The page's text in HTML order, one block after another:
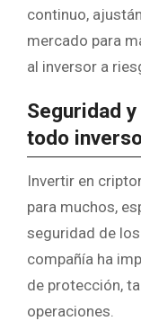
continuo,
mercado para
al inversor a
Seguridad
todo
Invertir en
para muchos,
seguridad de
compañía ha
de protección,
operaciones.